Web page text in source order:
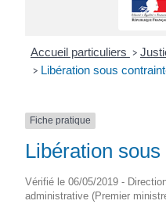
Accueil particuliers >
> Libération sous
Fiche pratique
Libération
Vérifié le 06/05/2019 -
administrative (Premier